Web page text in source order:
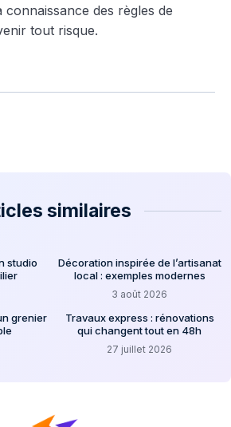
des règles de
tout risque.
similaires
studio
Décoration inspirée de l’artisanat
local : exemples modernes
3 août 2026
grenier
Travaux express : rénovations
qui changent tout en 48h
27 juillet 2026